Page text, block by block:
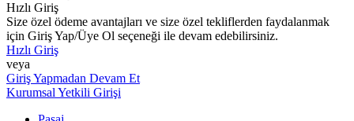
Hızlı Giriş
Size özel ödeme avantajları ve size özel tekliflerden faydalanmak
için Giriş Yap/Üye Ol seçeneği ile devam edebilirsiniz.
Hızlı Giriş
veya
Giriş Yapmadan Devam Et
Kurumsal Yetkili Girişi